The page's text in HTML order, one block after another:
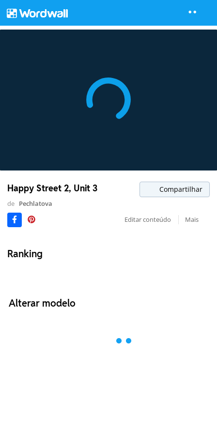
Happy Street 2, Unit 3 Compartilhar
de Pechlatova
Editar conteúdo
Mais
Ranking
Alterar modelo